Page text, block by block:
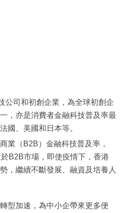
公司和初創企業，為全球初創企
，亦是消費者金融科技普及率最
國、美國和日本等。
業（B2B）金融科技普及率，
B2B市場，即使疫情下，香港
，繼續不斷發展、融資及培養人
型加速，為中小企帶來更多便